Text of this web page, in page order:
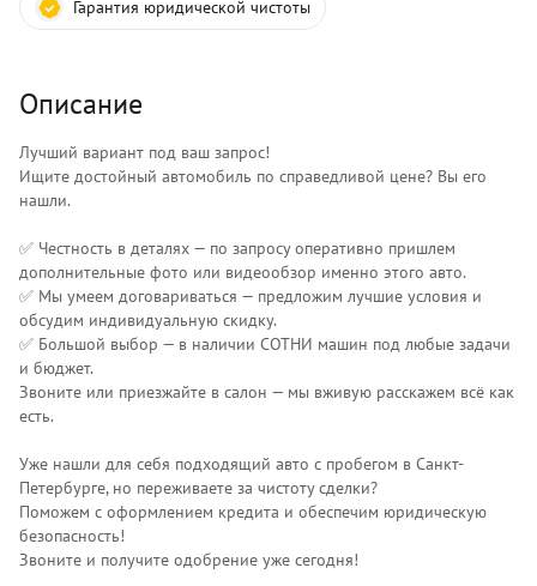
Гарантия юридической чистоты
Описание
Лучший вариант под ваш запрос!
Ищите достойный автомобиль по справедливой цене? Вы его
нашли.
✅ Честность в деталях — по запросу оперативно пришлем
дополнительные фото или видеообзор именно этого авто.
✅ Мы умеем договариваться — предложим лучшие условия и
обсудим индивидуальную скидку.
✅ Большой выбор — в наличии СОТНИ машин под любые задачи
и бюджет.
Звоните или приезжайте в салон — мы вживую расскажем всё как
есть.
Уже нашли для себя подходящий авто с пробегом в Санкт-
Петербурге, но переживаете за чистоту сделки?
Поможем с оформлением кредита и обеспечим юридическую
безопасность!
Звоните и получите одобрение уже сегодня!